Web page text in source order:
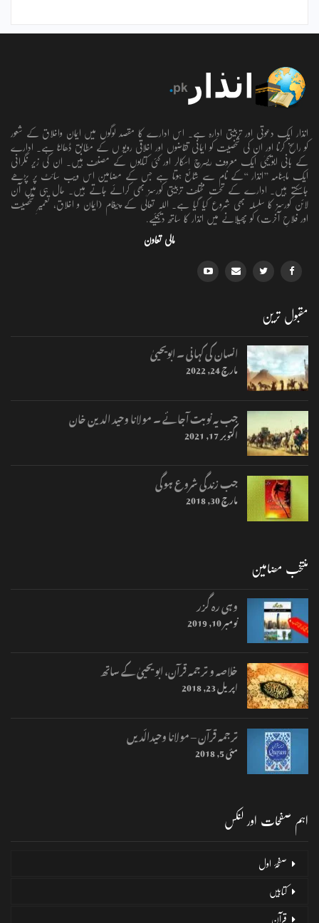
انذار ایک دعوتی اور تربیتی ادارہ ہے۔ اس ادارے کا مقصد لوگوں میں ایمان واخلاق کے شعور
کو راسخ کرنا اور ان کی شخصیت کو ایمانی تقاضوں اور اخلاقی رویو ں کے مطابق ڈھالنا ہے۔ ادارے
کے بانی ابویحییٰ ایک معروف ریسرچ اسکالر اور کئی کتابوں کے مصنف ہیں۔ ان کی زیر نگرانی
ایک ماہنامہ ’’انذار ‘‘کے نام سے شائع ہوتا ہے جس کے مضامین اس ویب سائٹ پر پڑھے
جاسکتے ہیں۔ ادارے کے تحت مختلف تربیتی کورسز بھی کرائے جاتے ہیں۔ حال ہی میں آن
لائن کورسز کا سلسلہ بھی شروع کیا گیا ہے۔ اللہ تعالٰی کے پیغام (ایمان و اخلاق، تعمیرِ شخصیت
اور فلاحِ آخرت) کو پھیلانے میں انذار کا ساتھ دیجئیے.
مالی تعاون
مقبول ترین
انسان کی کہانی ۔ ابویحییٰ
مارچ 24, 2022
جب یہ نوبت آجائے ۔ مولانا وحید الدین خان
اکتوبر 17, 2021
جب زندگی شروع ہوگی
مارچ 30, 2018
منتخب مضامین
وہی رہ گزر
نومبر 10, 2019
خلاصہ و ترجمہ قرآن، ابو یحییٰ کے ساتھ
اپریل 23, 2018
ترجمہ قرآن – مولانا وحیدالّدیں
مئی 5, 2018
اہم صفحات اور لنکس
صفحۂ اول
کتابیں
قرآن